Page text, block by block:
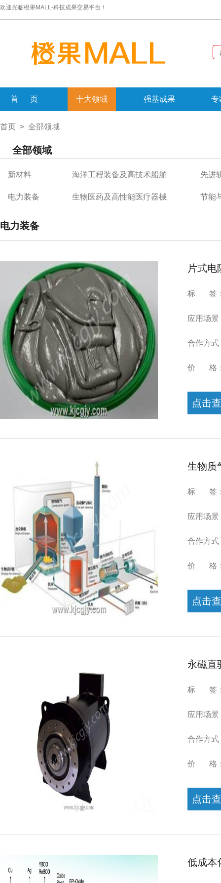
欢迎光临橙果MALL-科技成果交易平台！
首 页 十大领域 强基成果 专
首页 > 全部领域
全部领域
新材料 海洋工程装备及高技术船舶 先进
电力装备 生物医药及高性能医疗器械 节能
电力装备
片式电
标 签：
应用场
合作方式
价 格
点击
生物质
标 签：
应用场
合作方式
价 格
点击
永磁直
标 签：
应用场
合作方式
价 格
点击
低成本